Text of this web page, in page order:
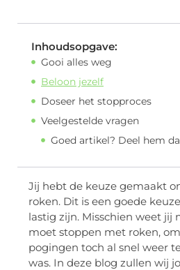
Inhoudsopgave:
Gooi alles weg
Beloon jezelf
Doseer het stopproces
Veelgestelde vragen
Goed artikel? Deel hem
Jij hebt de keuze gemaakt
roken. Dit is een goede
lastig zijn. Misschien weet jij
moet stoppen met roken,
pogingen toch al snel weer
was. In deze blog zullen wij